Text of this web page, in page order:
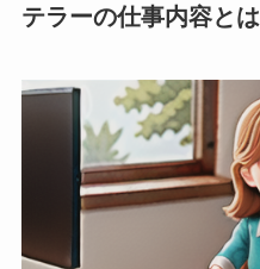
テラーの仕事内容とは